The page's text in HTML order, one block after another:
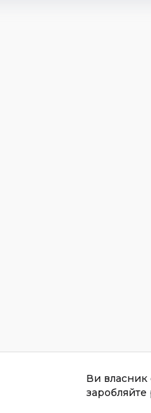
Ви власник